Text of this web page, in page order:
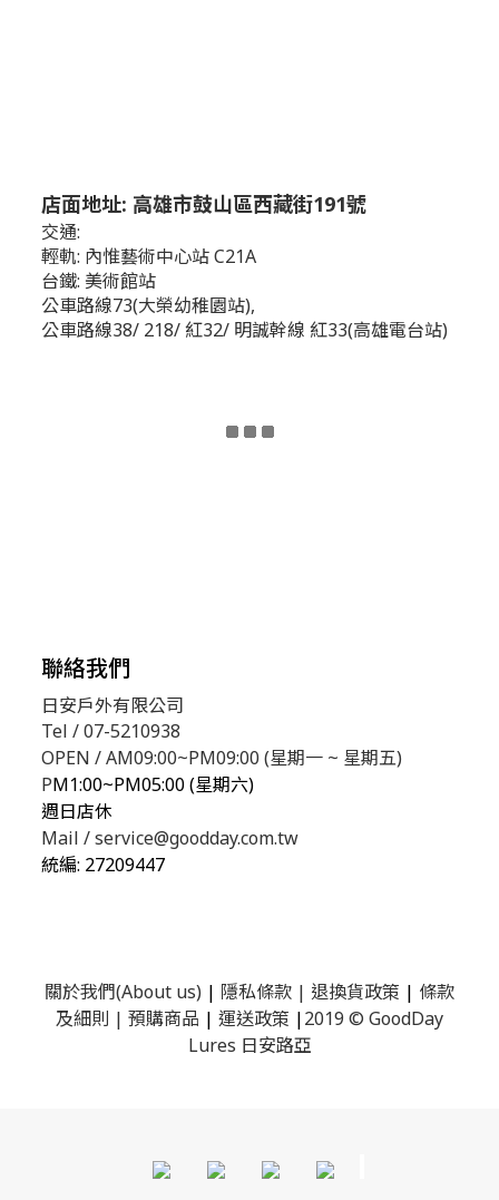
店面地址: 高雄市鼓山區西藏街191號
交通:
輕軌: 內惟藝術中心站 C21A
台鐵: 美術館站
公車路線73(大榮幼稚園站),
公車路線38/ 218/ 紅32/ 明誠幹線 紅33(高雄電台站)
聯絡我們
日安戶外有限公司
Tel / 07-5210938
OPEN / AM09:00~PM09:00 (星期一 ~ 星期五)
PM1:00~PM05:00 (星期六)
週日店休
Mail / service@goodday.com.tw
統編: 27209447
關於我們(About us) | 隱私條款 | 退換貨政策 | 條款
及細則 | 預購商品 | 運送政策 |2019 © GoodDay
Lures 日安路亞